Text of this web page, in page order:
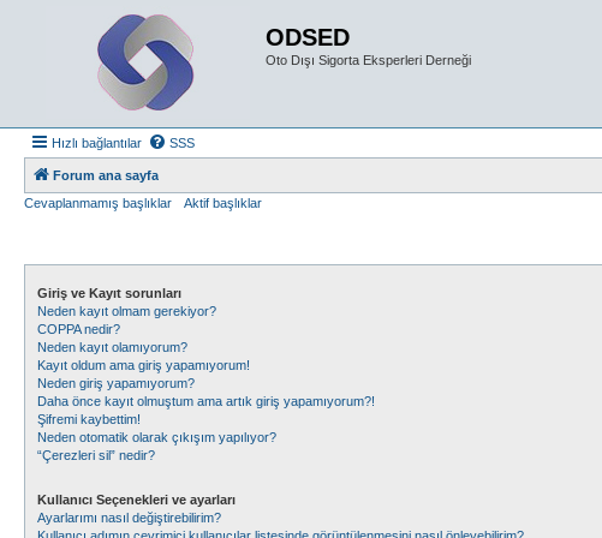
ODSED
Oto Dışı Sigorta Eksperleri Derneği
Hızlı bağlantılar SSS
Forum ana sayfa
Cevaplanmamış başlıklar
Aktif başlıklar
Giriş ve Kayıt sorunları
Neden kayıt olmam gerekiyor?
COPPA nedir?
Neden kayıt olamıyorum?
Kayıt oldum ama giriş yapamıyorum!
Neden giriş yapamıyorum?
Daha önce kayıt olmuştum ama artık giriş yapamıyorum?!
Şifremi kaybettim!
Neden otomatik olarak çıkışım yapılıyor?
“Çerezleri sil” nedir?
Kullanıcı Seçenekleri ve ayarları
Ayarlarımı nasıl değiştirebilirim?